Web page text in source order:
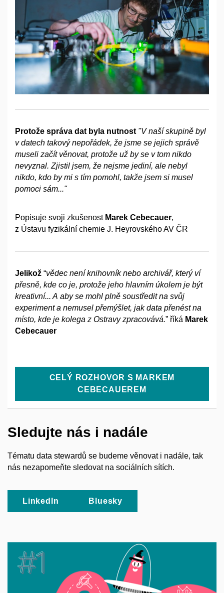
Protože správa dat byla nutnost "V naší skupině byl
v datech takový nepořádek, že jsme se jejich správě
museli začít věnovat, protože už by se v tom nikdo
nevyznal. Zjistil jsem, že nejsme jediní, ale nebyl
nikdo, kdo by mi s tím pomohl, takže jsem si musel
pomoci sám..."
Popisuje svoji zkušenost Marek Cebecauer,
z Ústavu fyzikální chemie J. Heyrovského AV ČR
Jelikož “vědec není knihovník nebo archivář, který ví
přesně, kde co je, protože jeho hlavním úkolem je být
kreativní... A aby se mohl plně soustředit na svůj
experiment a nemusel přemýšlet, jak data přenést na
místo, kde je kolega z Ostravy zpracovává.” říká Marek
Cebecauer
CELÝ ROZHOVOR S MARKEM
CEBECAUEREM
Sledujte nás i nadále
Tématu data stewardů se budeme věnovat i nadále, tak
nás nezapomeňte sledovat na sociálních sítích.
LinkedIn Bluesky